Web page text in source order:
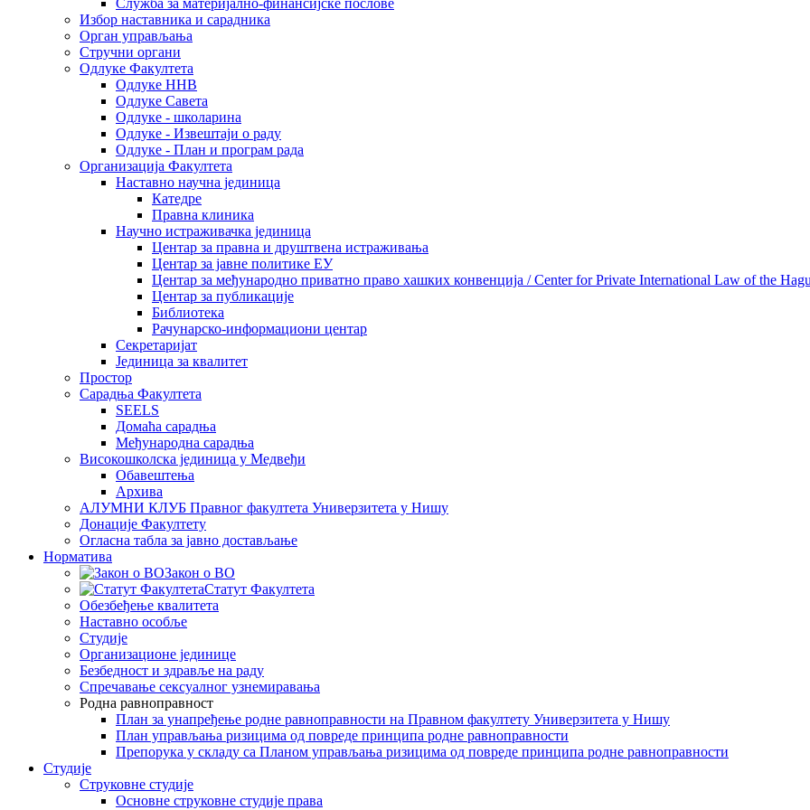
Служба за материјално-финансијске послове
Избор наставника и сарадника
Oрган управљања
Стручни органи
Одлуке Факултета
Одлуке ННВ
Одлуке Савета
Одлуке - школарина
Одлуке - Извештаји о раду
Одлуке - План и програм рада
Организација Факултета
Наставно научна јединица
Катедре
Правна клиника
Научно истраживачка јединица
Центар за правна и друштвена истраживања
Центар за јавне политике ЕУ
Центар за међународно приватно право хашких конвенција / Center for Private International Law of the
Центар за публикације
Библиотека
Рачунарско-информациони центар
Секретаријат
Јединица за квалитет
Простор
Сарадња Факултета
SEELS
Домаћа сарадња
Међународна сарадња
Високошколска јединица у Медвеђи
Обавештења
Архива
АЛУМНИ КЛУБ Правног факултета Универзитета у Нишу
Донације Факултету
Огласна табла за јавно достављање
Норматива
Закон о ВО
Статут Факултета
Обезбеђење квалитета
Наставно особље
Студије
Организационе јединице
Безбедност и здравље на раду
Спречавање сексуалног узнемиравања
Родна равноправност
План за унапређење родне равноправности на Правном факултету Универзитета у Нишу
План управљања ризицима од повреде принципа родне равноправности
Препорука у складу са Планом управљања ризицима од повреде принципа родне равноправности
Студије
Струковне студије
Основне струковне студије права